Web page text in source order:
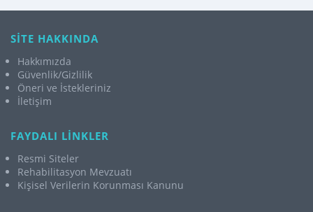
SİTE HAKKINDA
Hakkımızda
Güvenlik/Gizlilik
Öneri ve İstekleriniz
İletişim
FAYDALI LİNKLER
Resmi Siteler
Rehabilitasyon Mevzuatı
Kişisel Verilerin Korunması Kanunu